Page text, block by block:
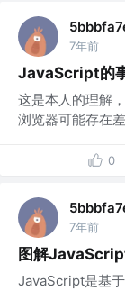
7年前
JavaScript的
这是本人的理解
浏览器可能存在
0
7年前
图解
JavaScript是基